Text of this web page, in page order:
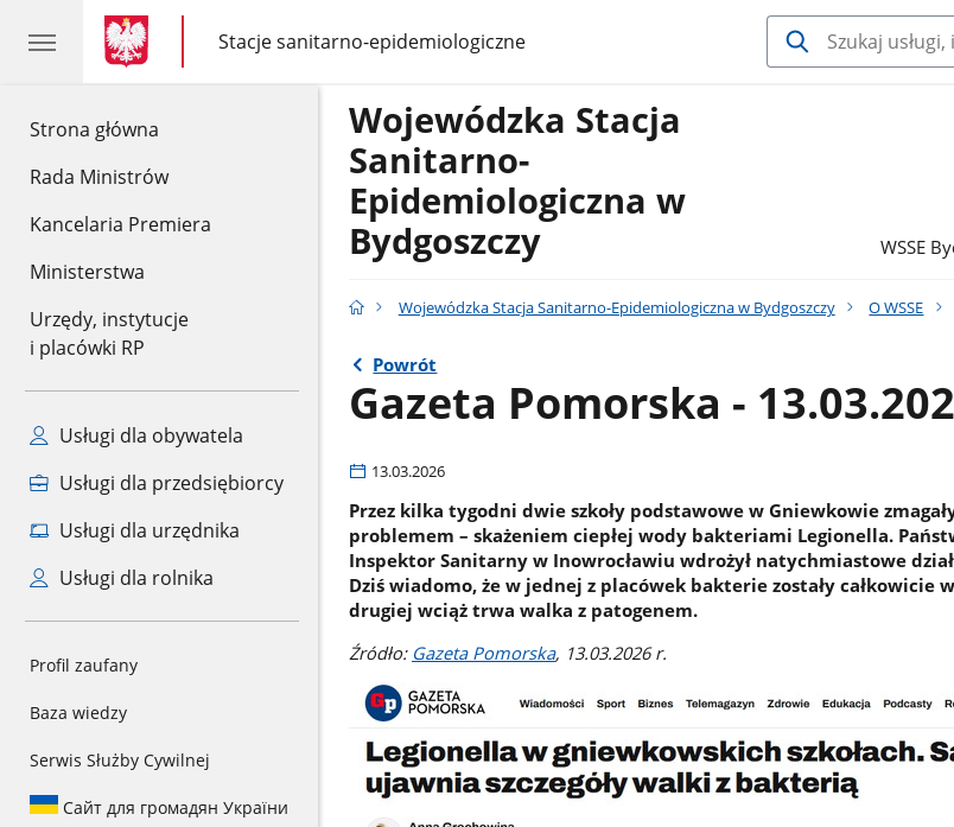
Strona główna
Rada Ministrów
Kancelaria Premiera
Ministerstwa
Urzędy, instytucje
i placówki RP
Usługi dla obywatela
Usługi dla przedsiębiorcy
Usługi dla urzędnika
Usługi dla rolnika
Profil zaufany
Baza wiedzy
Serwis Służby Cywilnej
Сайт для громадян України
gov.pl
gov.pl
Stacje sanitarno-epidemiologiczne
gov.pl
Stacje
sanitarno-
epidemiologiczne
Wojewódzka Stacja
Sanitarno-
Epidemiologiczna w
Bydgoszczy
WSSE
Wojewódzka Stacja Sanitarno-Epidemiologiczna w Bydgoszczy O WSSE
Powrót
Gazeta Pomorska -
13.03.2026
Przez kilka tygodni dwie szkoły podstawowe w Gniewkowie
problemem – skażeniem ciepłej wody bakteriami Legionella.
Inspektor Sanitarny w Inowrocławiu wdrożył natychmiastowe
Dziś wiadomo, że w jednej z placówek bakterie zostały całkowicie
drugiej wciąż trwa walka z patogenem.
Źródło: Gazeta Pomorska, 13.03.2026 r.